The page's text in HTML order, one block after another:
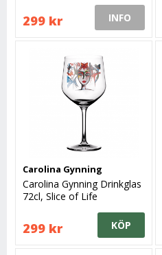
299 kr INFO
Carolina Gynning
Carolina Gynning Drinkglas
72cl, Slice of Life
299 kr KÖP